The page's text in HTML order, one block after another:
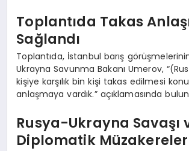
Toplantıda Takas
Sağlandı
Toplantıda, İstanbul barış
Ukrayna Savunma Bakanı Umerov,
kişiye karşılık bin kişi takas edilmesi
anlaşmaya vardık.” açıklamasında
Rusya-Ukrayna Savaşı
Diplomatik Müzakereler